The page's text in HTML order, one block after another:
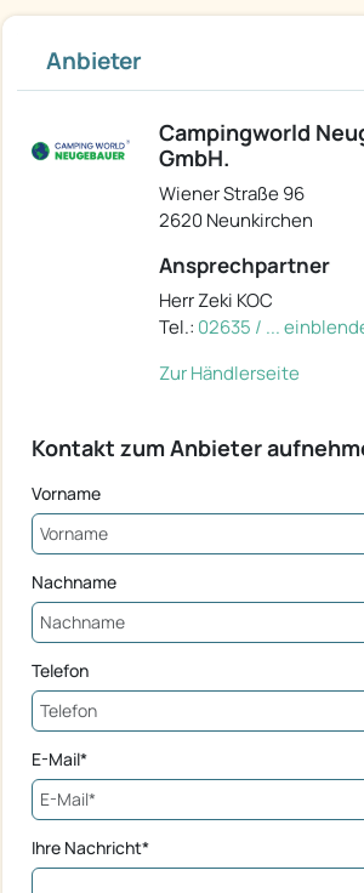
Anbieter
Campingworld
GmbH.
Wiener Straße 96
2620 Neunkirchen
Ansprechpartner
Herr Zeki KOC
Tel.: 02635 / ...
Zur Händlerseite
Kontakt zum Anbieter
Vorname
Nachname
Telefon
E-Mail*
Ihre Nachricht*